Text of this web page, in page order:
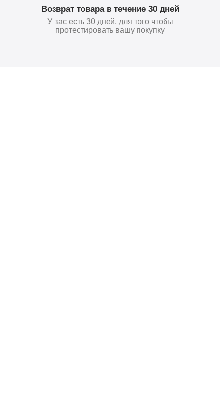
Возврат товара в течение 30 дней
У вас есть 30 дней, для того чтобы
протестировать вашу покупку